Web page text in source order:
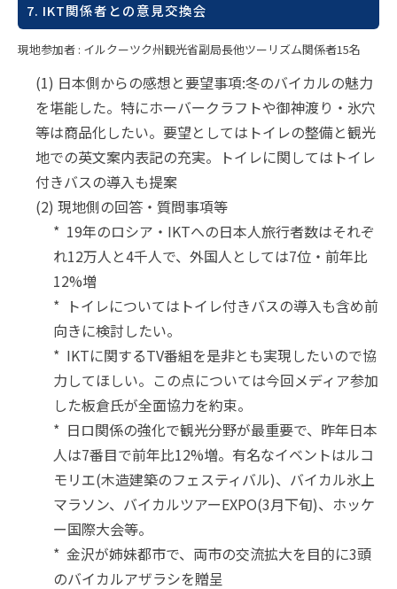
7. IKT関係者との意見交換会
現地参加者 : イルクーツク州観光省副局長他ツーリズム関係者15名
(1) 日本側からの感想と要望事項:冬のバイカルの魅力
を堪能した。特にホーバークラフトや御神渡り・氷穴
等は商品化したい。要望としてはトイレの整備と観光
地での英文案内表記の充実。トイレに関してはトイレ
付きバスの導入も提案
(2) 現地側の回答・質問事項等
* 19年のロシア・IKTへの日本人旅行者数はそれぞ
れ12万人と4千人で、外国人としては7位・前年比
12%増
* トイレについてはトイレ付きバスの導入も含め前
向きに検討したい。
* IKTに関するTV番組を是非とも実現したいので協
力してほしい。この点については今回メディア参加
した板倉氏が全面協力を約束。
* 日ロ関係の強化で観光分野が最重要で、昨年日本
人は7番目で前年比12%増。有名なイベントはルコ
モリエ(木造建築のフェスティバル)、バイカル氷上
マラソン、バイカルツアーEXPO(3月下旬)、ホッケ
ー国際大会等。
* 金沢が姉妹都市で、両市の交流拡大を目的に3頭
のバイカルアザラシを贈呈